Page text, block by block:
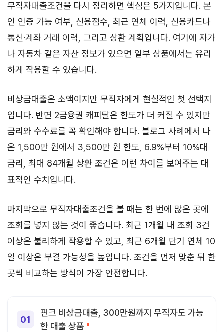
무직자대출조건을 다시 정리하면 핵심은 5가지입니다. 본
인 인증 가능 여부, 신용점수, 최근 연체 이력, 신용카드나
통신·계좌 거래 이력, 그리고 상환 계획입니다. 여기에 자가
나 자동차 같은 자산 정보가 있으면 일부 상품에서는 유리
하게 작용할 수 있습니다.
비상금대출은 소액이지만 무직자에게 현실적인 첫 선택지
입니다. 반면 2금융권 캐피탈은 한도가 더 커질 수 있지만
금리와 수수료를 꼭 확인해야 합니다. 블로그 사례에서 나
온 1,500만 원에서 3,500만 원 한도, 6.9%부터 10%대
금리, 최대 84개월 상환 조건은 이런 차이를 보여주는 대
표적인 수치입니다.
마지막으로 무직자대출조건을 볼 때는 한 번에 많은 곳에
조회를 넣지 않는 것이 좋습니다. 최근 1개월 내 조회 3건
이상은 불리하게 작용할 수 있고, 최근 6개월 단기 연체 10
일 이상은 부결 가능성을 높입니다. 조건을 먼저 맞춘 뒤 한
곳씩 비교하는 방식이 가장 안전합니다.
핀크 비상금대출, 300만원까지 무직자도 가능
한 대출 상품